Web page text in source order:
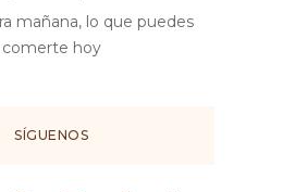
mañana, lo que puedes
comerte hoy
SÍGUENOS